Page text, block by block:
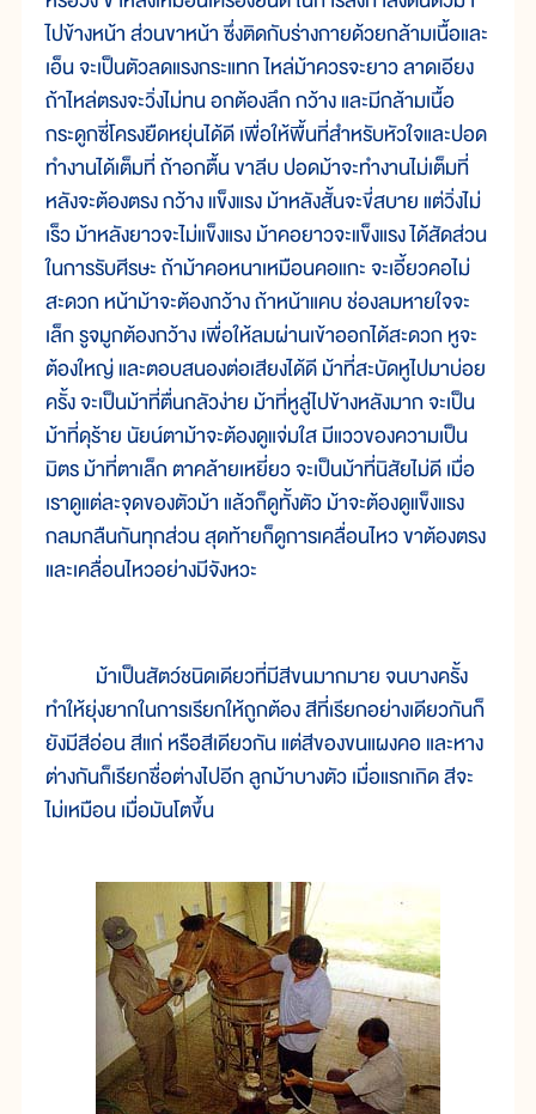
ไปข้างหน้า ส่วนขาหน้า ซึ่งติดกับร่างกายด้วยกล้ามเนื้อและ
เอ็น จะเป็นตัวลดแรงกระแทก ไหล่ม้าควรจะยาว ลาดเอียง
ถ้าไหล่ตรงจะวิ่งไม่ทน อกต้องลึก กว้าง และมีกล้ามเนื้อ
กระดูกซี่โครงยืดหยุ่นได้ดี เพื่อให้พื้นที่สำหรับหัวใจและปอด
ทำงานได้เต็มที่ ถ้าอกตื้น ขาลีบ ปอดม้าจะทำงานไม่เต็มที่
หลังจะต้องตรง กว้าง แข็งแรง ม้าหลังสั้นจะขี่สบาย แต่วิ่งไม่
เร็ว ม้าหลังยาวจะไม่แข็งแรง ม้าคอยาวจะแข็งแรง ได้สัดส่วน
ในการรับศีรษะ ถ้าม้าคอหนาเหมือนคอแกะ จะเอี้ยวคอไม่
สะดวก หน้าม้าจะต้องกว้าง ถ้าหน้าแคบ ช่องลมหายใจจะ
เล็ก รูจมูกต้องกว้าง เพื่อให้ลมผ่านเข้าออกได้สะดวก หูจะ
ต้องใหญ่ และตอบสนองต่อเสียงได้ดี ม้าที่สะบัดหูไปมาบ่อย
ครั้ง จะเป็นม้าที่ตื่นกลัวง่าย ม้าที่หูลู่ไปข้างหลังมาก จะเป็น
ม้าที่ดุร้าย นัยน์ตาม้าจะต้องดูแจ่มใส มีแววของความเป็น
มิตร ม้าที่ตาเล็ก ตาคล้ายเหยี่ยว จะเป็นม้าที่นิสัยไม่ดี เมื่อ
เราดูแต่ละจุดของตัวม้า แล้วก็ดูทั้งตัว ม้าจะต้องดูแข็งแรง
กลมกลืนกันทุกส่วน สุดท้ายก็ดูการเคลื่อนไหว ขาต้องตรง
และเคลื่อนไหวอย่างมีจังหวะ
ม้าเป็นสัตว์ชนิดเดียวที่มีสีขนมากมาย จนบางครั้ง
ทำให้ยุ่งยากในการเรียกให้ถูกต้อง สีที่เรียกอย่างเดียวกันก็
ยังมีสีอ่อน สีแก่ หรือสีเดียวกัน แต่สีของขนแผงคอ และหาง
ต่างกันก็เรียกชื่อต่างไปอีก ลูกม้าบางตัว เมื่อแรกเกิด สีจะ
ไม่เหมือน เมื่อมันโตขึ้น